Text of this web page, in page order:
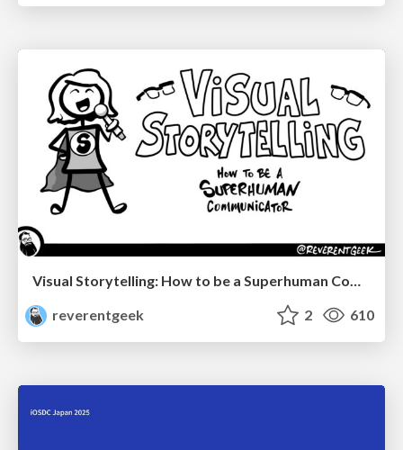
Visual Storytelling: How to be a Superhuman Communicator
reverentgeek
2 610